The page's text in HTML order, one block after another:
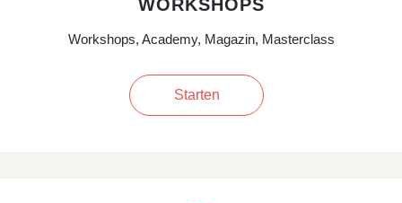
WORKSHOPS
Workshops, Academy, Magazin, Masterclass
Starten